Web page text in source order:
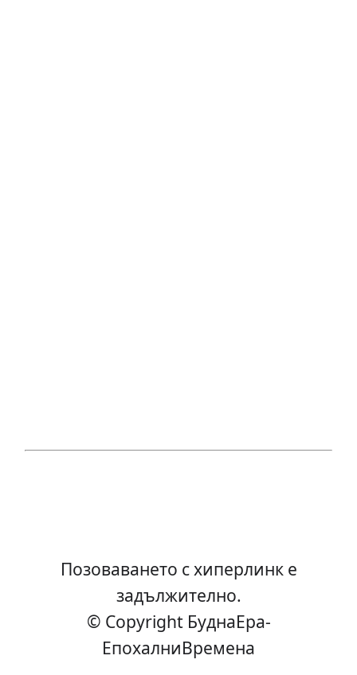
Позоваването с хиперлинк е
задължително.
© Copyright БуднаEра-
ЕпохалниВремена